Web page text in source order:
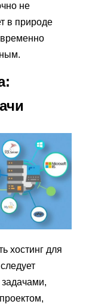
не
в природе
хостинг для